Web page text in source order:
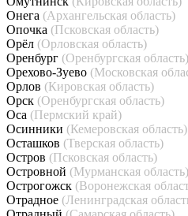
Онега (Архангельская область)
Опочка (Псковская область)
Орёл (Орловская область)
Оренбург (Оренбургская область)
Орехово-Зуево (Московская
Орлов (Кировская область)
Орск (Оренбургская область)
Оса (Пермский край)
Осинники (Кемеровская область)
Осташков (Тверская область)
Остров (Псковская область)
Островной (Мурманская область)
Острогожск (Воронежская
Отрадное (Ленинградская